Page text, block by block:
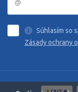
Súhlasím so
Zásady ochrany